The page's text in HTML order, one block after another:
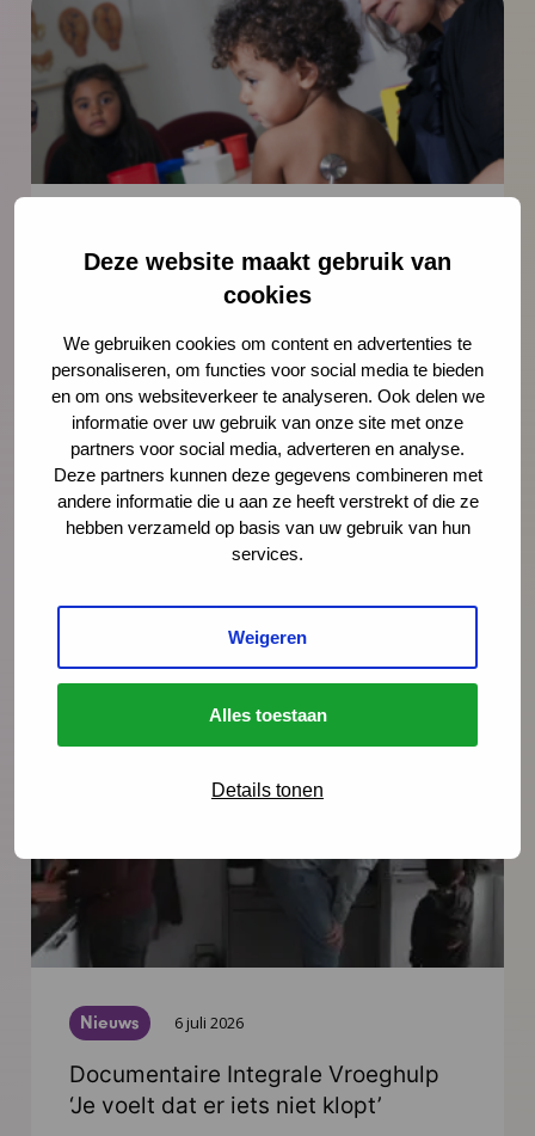
Deze website maakt gebruik van
cookies
We gebruiken cookies om content en advertenties te
personaliseren, om functies voor social media te bieden
en om ons websiteverkeer te analyseren. Ook delen we
informatie over uw gebruik van onze site met onze
partners voor social media, adverteren en analyse.
Deze partners kunnen deze gegevens combineren met
andere informatie die u aan ze heeft verstrekt of die ze
hebben verzameld op basis van uw gebruik van hun
services.
Weigeren
Alles toestaan
Details tonen
Vernieuwing JGZ-richtlijnen 2023–
richtlijnen gepubliceerd
Na de publicatie van de herziene JGZ-
richtlijn Kindermishandeling en de nieuwe
JGZ-richtlijn Mondzorg in juli 2025 zijn nog
zes JGZ-richtlijnen verschenen. In dit bericht
zetten we ze op een rij en blikken we
worden verwacht.
Lees meer
Nieuws 6 juli 2026
Documentaire Integrale Vroeghulp
‘Je voelt dat er iets niet klopt’